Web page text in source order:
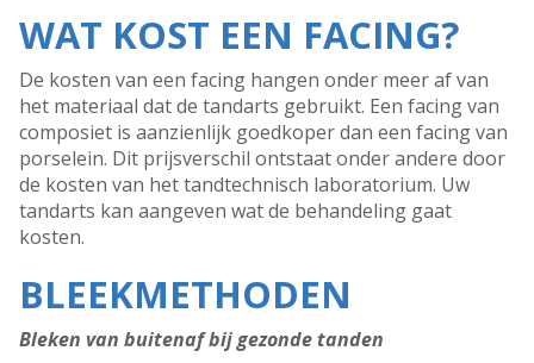
WAT KOST EEN FACING?
De kosten van een facing hangen onder meer af van
het materiaal dat de tandarts gebruikt. Een facing van
composiet is aanzienlijk goedkoper dan een facing van
porselein. Dit prijsverschil ontstaat onder andere door
de kosten van het tandtechnisch laboratorium. Uw
tandarts kan aangeven wat de behandeling gaat
kosten.
BLEEKMETHODEN
Bleken van buitenaf bij gezonde tanden